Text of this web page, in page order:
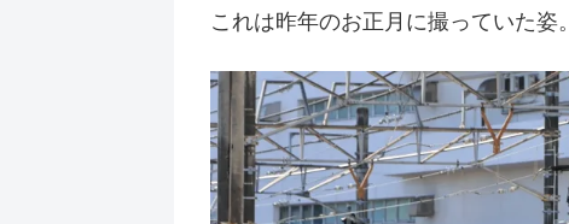
これは昨年のお正月に撮っていた姿。